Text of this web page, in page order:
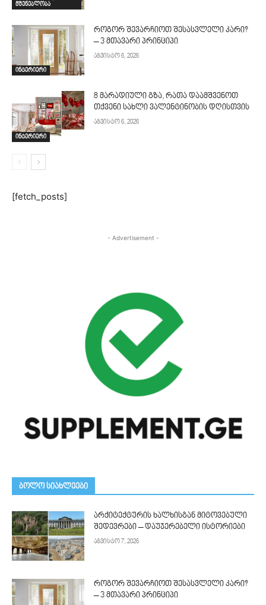
მშენებლობა
ინტერიერი
როგორ შევარჩიოთ შესასვლელი კარი?
– 3 მთავარი პრინციპი
აგვისტო 6, 2026
ინტერიერი
8 მარადიული გზა, რათა დაამშვენოთ
თქვენი სახლი ვალენტინობის დღისთვის
აგვისტო 6, 2026
[fetch_posts]
- Advertisement -
ᲑᲝᲚᲝ ᲡᲘᲐᲮᲚᲔᲔᲑᲘ
არქიტექტურის ხალხისგან მიტოვებული
შედევრები – დაუჯერებელი ისტორიები
აგვისტო 7, 2026
როგორ შევარჩიოთ შესასვლელი კარი?
– 3 მთავარი პრინციპი